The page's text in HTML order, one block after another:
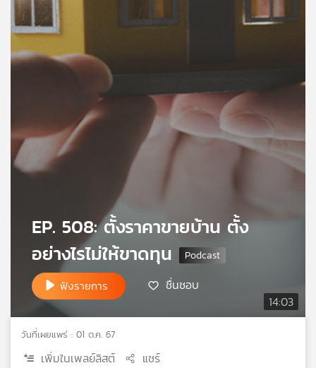
เกี่ยว
กับ
เครือ
ข่าย
วิทยุ
ไทย
แผนที่
ข่าย
14:03
EP. 508: ตั้งราคาขายบ้าน ตั้ง
อย่างไรไม่ให้ขาดทุน
ฟังรายการ ชื่นชอบ
วันที่เผยแพร่ : 01 ต.ค. 67
เพิ่มในเพลย์ลิสต์ แชร์